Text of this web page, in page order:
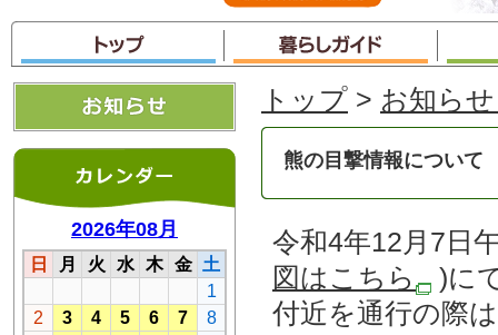
トップ > お知ら
熊の目撃情報について
令和4年12月7日
図はこちら
)に
付近を通行の際